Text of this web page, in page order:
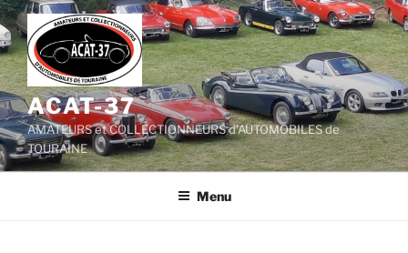
Aller
au
contenu
principal
ACAT-37
AMATEURS et COLLECTIONNEURS d'AUTOMOBILES de
TOURAINE
Menu